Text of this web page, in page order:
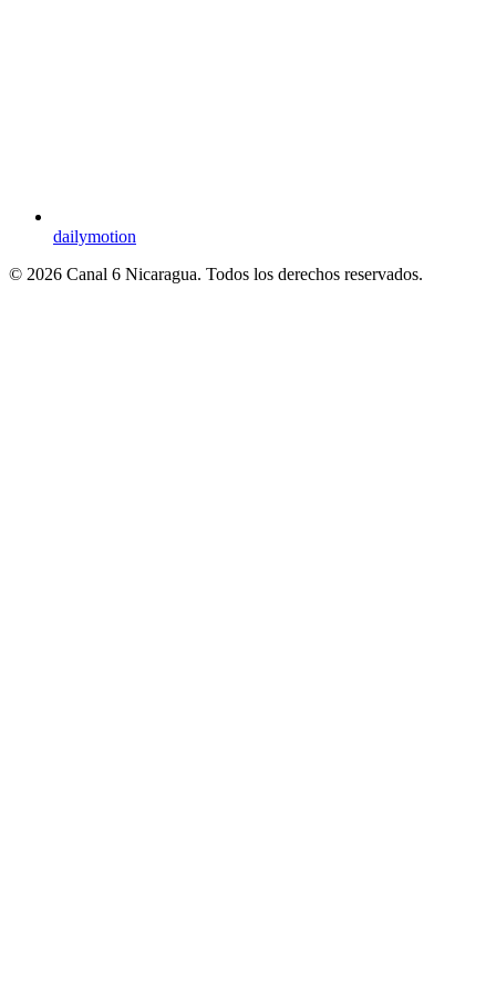
dailymotion
© 2026 Canal 6 Nicaragua. Todos los derechos reservados.